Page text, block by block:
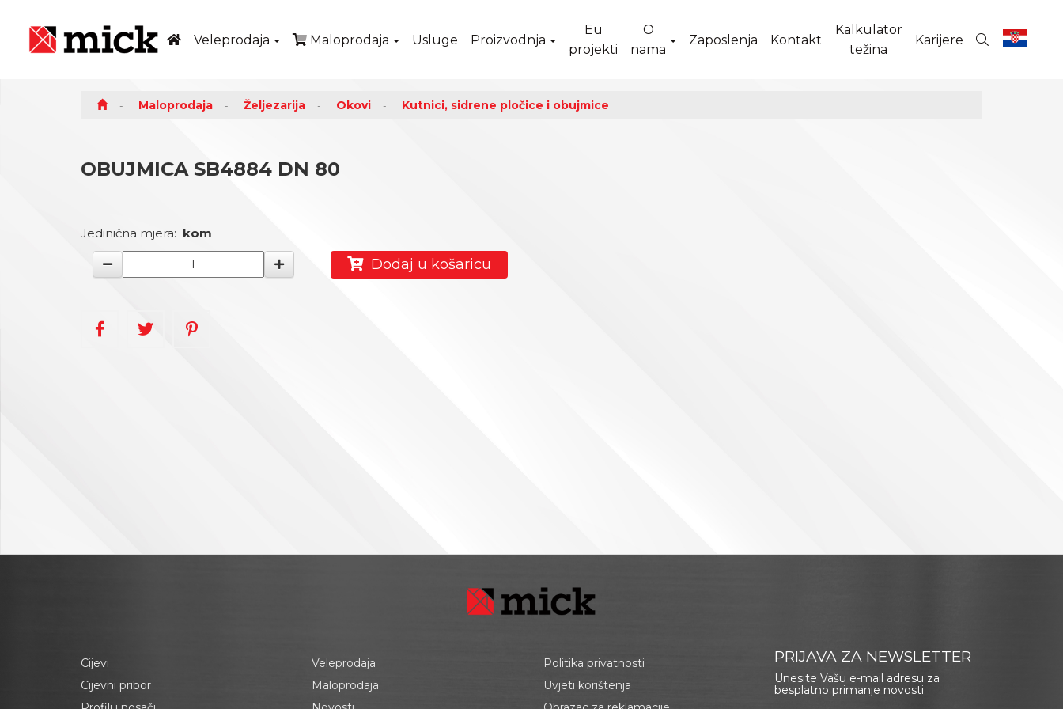
Veleprodaja Maloprodaja Usluge Proizvodnja
Eu
projekti
O
nama
Zaposlenja Kontakt
Kalkulator
težina
Karijere
Maloprodaja Željezarija Okovi Kutnici, sidrene pločice i obujmice
OBUJMICA SB4884 DN 80
Jedinična mjera: kom
Dodaj u košaricu
Cijevi
Cijevni pribor
Veleprodaja
Maloprodaja
Politika privatnosti
Uvjeti korištenja
PRIJAVA ZA NEWSLETTER
Unesite Vašu e-mail adresu za
besplatno primanje novosti